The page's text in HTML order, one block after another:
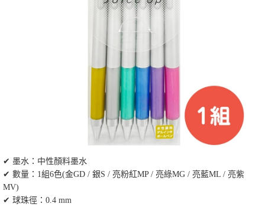
✔ 墨水：中性顏料墨水
✔ 數量：1組6色(金GD / 銀S / 亮粉紅MP / 亮綠MG / 亮藍ML / 亮紫
MV)
✔ 球珠徑：0.4 mm